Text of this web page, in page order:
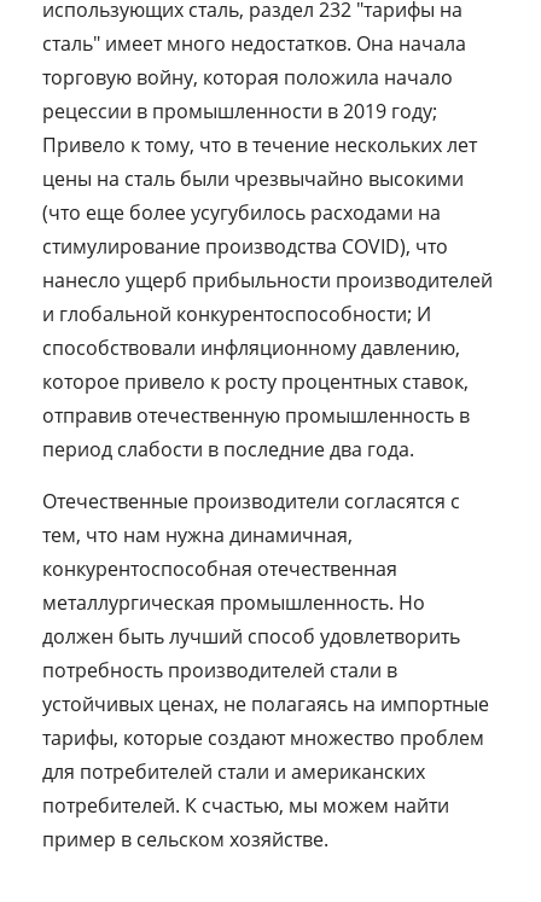
использующих сталь, раздел 232 "тарифы на
сталь" имеет много недостатков. Она начала
торговую войну, которая положила начало
рецессии в промышленности в 2019 году;
Привело к тому, что в течение нескольких лет
цены на сталь были чрезвычайно высокими
(что еще более усугубилось расходами на
стимулирование производства COVID), что
нанесло ущерб прибыльности производителей
и глобальной конкурентоспособности; И
способствовали инфляционному давлению,
которое привело к росту процентных ставок,
отправив отечественную промышленность в
период слабости в последние два года.
Отечественные производители согласятся с
тем, что нам нужна динамичная,
конкурентоспособная отечественная
металлургическая промышленность. Но
должен быть лучший способ удовлетворить
потребность производителей стали в
устойчивых ценах, не полагаясь на импортные
тарифы, которые создают множество проблем
для потребителей стали и американских
потребителей. К счастью, мы можем найти
пример в сельском хозяйстве.